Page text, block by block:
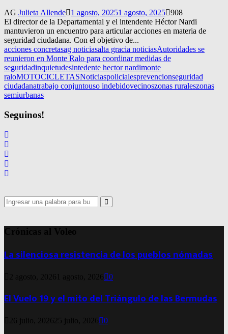
AG Julieta Allende 1 agosto, 20251 agosto, 2025 908
El director de la Departamental y el intendente Héctor Nardi
mantuvieron un encuentro para articular acciones en materia de
seguridad ciudadana. Con el objetivo de...
acciones concretasag noticiasalta gracia noticiasAutoridades se
reunieron en Monte Ralo para coordinar medidas de
seguridadinquietudesintedente hector nardimonte
raloMOTOCICLETASNoticiaspolicialesprevencionseguridad
ciudadanatrabajo conjuntouso indebidovecinoszonas ruraleszonas
semiurbanas
Seguinos!
Search
for:
Search
Crónicas al Voleo
La silenciosa resistencia de los pueblos nómadas
2 agosto, 2026 1 agosto, 2026 0
El Vuelo 19 y el mito del Triángulo de las Bermudas
26 julio, 2026 25 julio, 2026 0